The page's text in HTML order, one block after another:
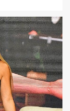
Vişne
NR1
assolist